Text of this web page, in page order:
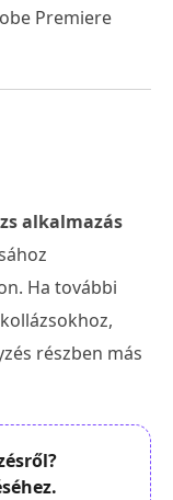
Premiere
alkalmazás
Ha további
részben más